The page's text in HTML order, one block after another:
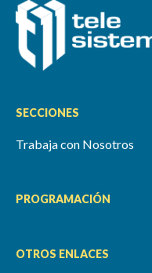
SECCIONES
Trabaja con Nosotros
PROGRAMACIÓN
OTROS ENLACES